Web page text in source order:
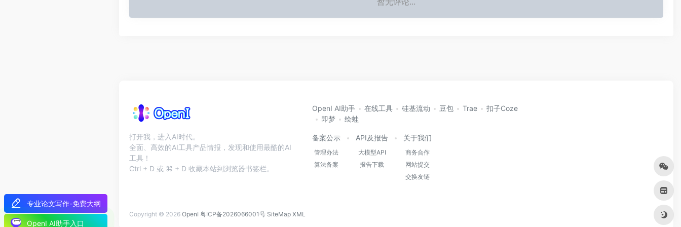
专业论文写作-免费大纲
OpenI AI助手入口
打开我，进入AI时代。
全面、高效的AI工具产品情报，发现和使用最酷的AI
工具！
Ctrl + D 或 ⌘ + D 收藏本站到浏览器书签栏。
OpenI AI助手 在线工具 硅基流动 豆包 Trae
扣子Coze
即梦
绘蛙
备案公示
管理办法
算法备案
API及报告
大模型API
报告下载
关于我们
商务合作
网站提交
交换友链
Copyright © 2026 OpenI 粤ICP备2026066001号 SiteMap XML